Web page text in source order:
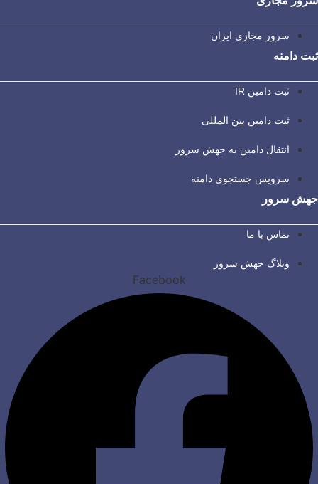
سرور مجازی ایران
ثبت دامنه
ثبت دامین IR
ثبت دامین بین المللی
انتقال دامین به جهش سرور
سرویس جستجوی دامنه
جهش سرور
تماس با ما
وبلاگ جهش سرور
Facebook